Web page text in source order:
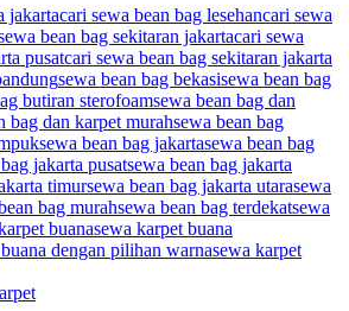
jakartacari sewa bean bag lesehancari sewa
bean bag sekitaran jakartacari sewa
pusatcari sewa bean bag sekitaran jakarta
sewa bean bag bekasisewa bean bag
butiran sterofoamsewa bean bag dan
bag dan karpet murahsewa bean bag
sewa bean bag jakartasewa bean bag
jakarta pusatsewa bean bag jakarta
timursewa bean bag jakarta utarasewa
bag murahsewa bean bag terdekatsewa
buanasewa karpet buana
dengan pilihan warnasewa karpet